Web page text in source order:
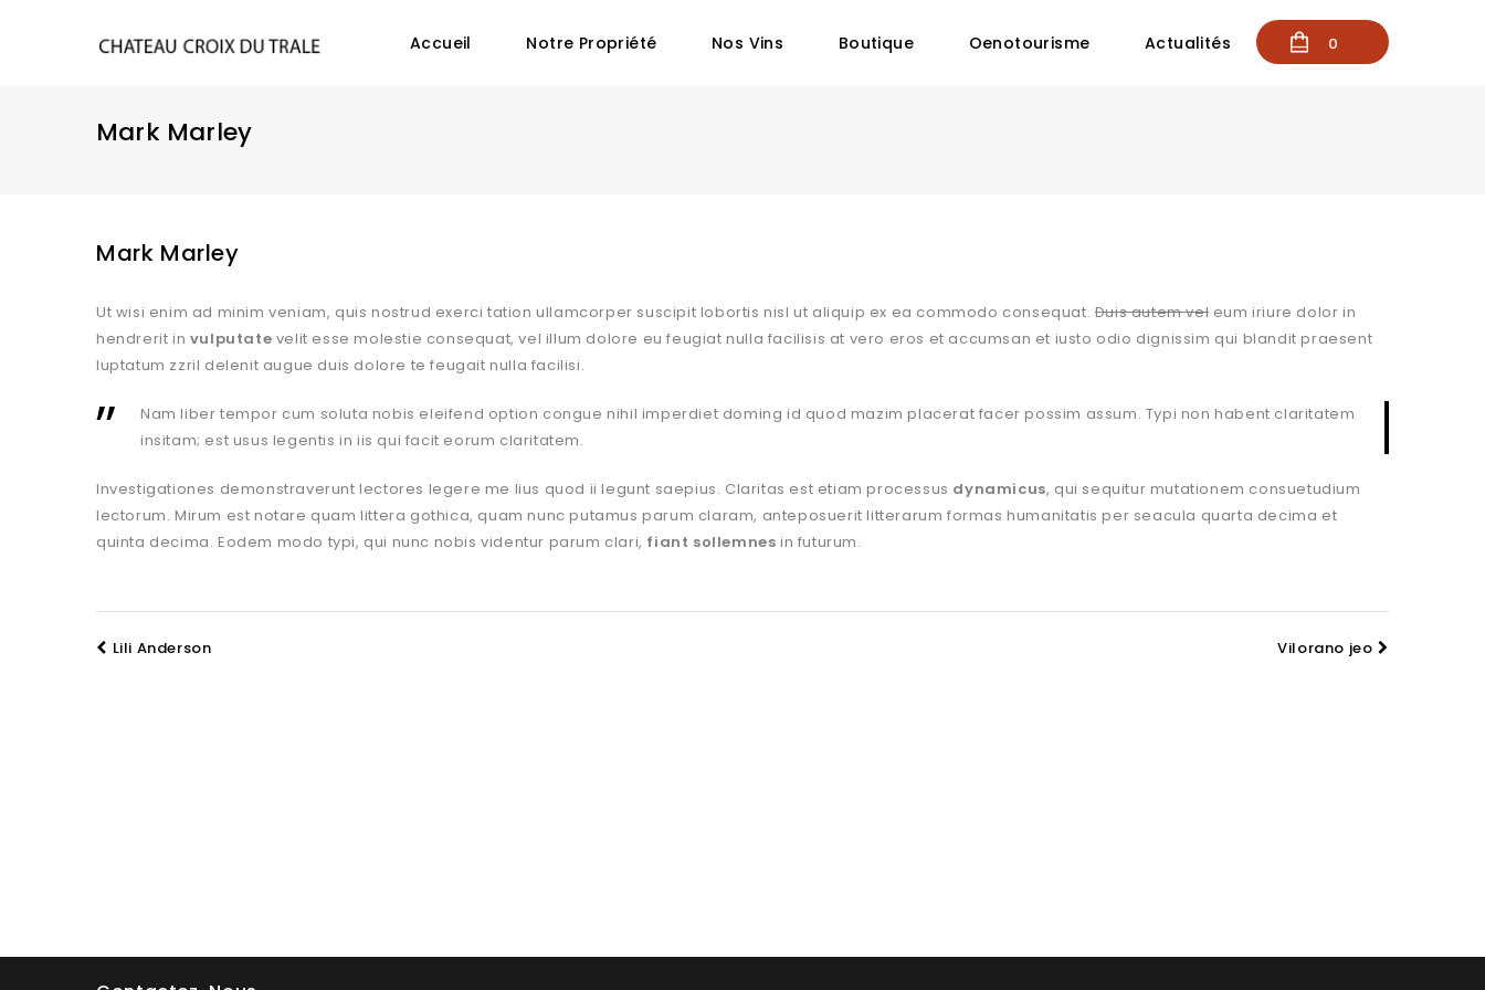
Accueil Notre Propriété Nos Vins Boutique Oenotourisme Actualités 0
Mark Marley
Mark Marley
Ut wisi enim ad minim veniam, quis nostrud exerci tation ullamcorper suscipit lobortis nisl ut aliquip ex ea commodo consequat. Duis autem veleum iriure dolor in
hendrerit in vulputate velit esse molestie consequat, vel illum dolore eu feugiat nulla facilisis at vero eros et accumsan et iusto odio dignissim qui blandit praesent
luptatum zzril delenit augue duis dolore te feugait nulla facilisi.
Nam liber tempor cum soluta nobis eleifend option congue nihil imperdiet doming id quod mazim placerat facer possim assum. Typi non habent claritatem
insitam; est usus legentis in iis qui facit eorum claritatem.
Investigationes demonstraverunt lectores legere me lius quod ii legunt saepius. Claritas est etiam processus dynamicus, qui sequitur mutationem consuetudium
lectorum. Mirum est notare quam littera gothica, quam nunc putamus parum claram, anteposuerit litterarum formas humanitatis per seacula quarta decima et
quinta decima. Eodem modo typi, qui nunc nobis videntur parum clari, fiant sollemnes in futurum.
Lili Anderson Vilorano jeo